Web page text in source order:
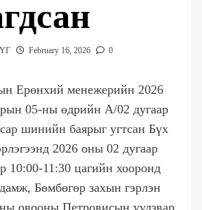
February 16, 2026 0
Ерөнхий менежерийн 2026
05-ны өдрийн А/02 дугаар
шинийн баярыг угтсан Бүх
2026 оны 02 дугаар
10:00-11:30 цагийн хооронд
Бөмбөгөр захын гэрлэн